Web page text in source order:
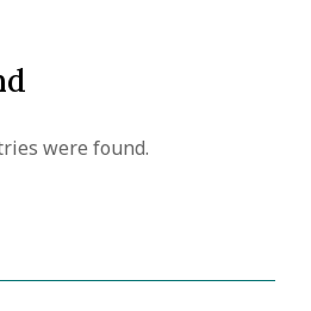
were found.